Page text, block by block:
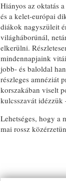
Hiányos az oktatás
és a kelet-európai
diákok nagyszüleit
világháborúnál,
elkerülni.
mindennapjaink
jobb- és baloldal
részleges amnéziát
korszakában viselt
kulcsszavát
Lehetséges, hogy a
mai rossz